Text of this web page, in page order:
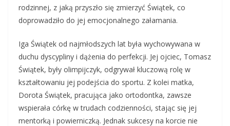
rodzinnej, z jaką przyszło się zmierzyć Świątek, co
doprowadziło do jej emocjonalnego załamania.
Iga Świątek od najmłodszych lat była wychowywana w
duchu dyscypliny i dążenia do perfekcji. Jej ojciec, Tomasz
Świątek, były olimpijczyk, odgrywał kluczową rolę w
kształtowaniu jej podejścia do sportu. Z kolei matka,
Dorota Świątek, pracująca jako ortodontka, zawsze
wspierała córkę w trudach codzienności, stając się jej
mentorką i powierniczką. Jednak sukcesy na korcie nie